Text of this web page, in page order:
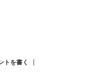
トを書く